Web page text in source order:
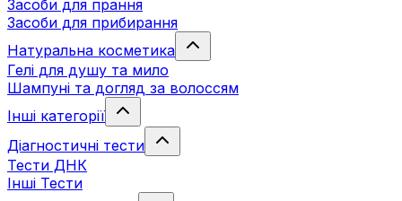
Засоби для прання
Засоби для прибирання
Натуральна косметика
Гелі для душу та мило
Шампуні та догляд за волоссям
Інші категорії
Діагностичні тести
Тести ДНК
Інші Тести